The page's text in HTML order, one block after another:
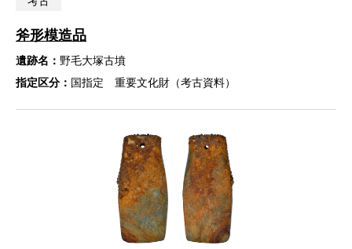
斧形模造品
遺跡名： 野毛大塚古墳
指定区分： 国指定 重要文化財（考古資料）